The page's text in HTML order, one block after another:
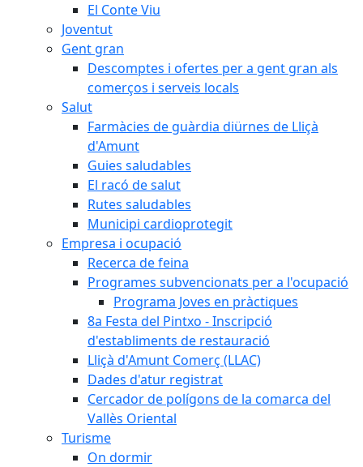
El Conte Viu
Joventut
Gent gran
Descomptes i ofertes per a gent gran als
comerços i serveis locals
Salut
Farmàcies de guàrdia diürnes de Lliçà
d'Amunt
Guies saludables
El racó de salut
Rutes saludables
Municipi cardioprotegit
Empresa i ocupació
Recerca de feina
Programes subvencionats per a l'ocupació
Programa Joves en pràctiques
8a Festa del Pintxo - Inscripció
d'establiments de restauració
Lliçà d'Amunt Comerç (LLAC)
Dades d'atur registrat
Cercador de polígons de la comarca del
Vallès Oriental
Turisme
On dormir